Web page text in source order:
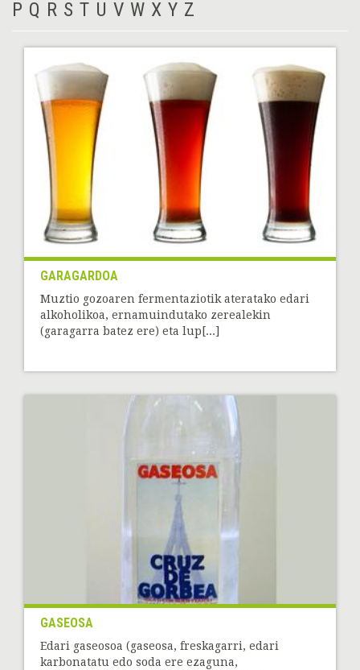
P Q R S T U V W X Y Z
GARAGARDOA
Muztio gozoaren fermentaziotik ateratako edari
alkoholikoa, ernamuindutako zerealekin
(garagarra batez ere) eta lup[...]
GASEOSA
Edari gaseosoa (gaseosa, freskagarri, edari
karbonatatu edo soda ere ezaguna,